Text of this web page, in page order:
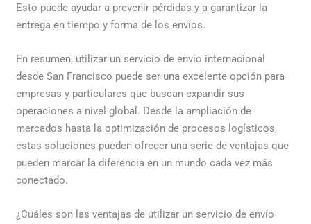
Esto puede ayudar a prevenir pérdidas y a garantizar la
entrega en tiempo y forma de los envíos.
En resumen, utilizar un servicio de envío internacional
desde San Francisco puede ser una excelente opción para
empresas y particulares que buscan expandir sus
operaciones a nivel global. Desde la ampliación de
mercados hasta la optimización de procesos logísticos,
estas soluciones pueden ofrecer una serie de ventajas que
pueden marcar la diferencia en un mundo cada vez más
conectado.
¿Cuáles son las ventajas de utilizar un servicio de envío